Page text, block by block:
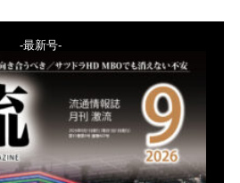
-最新号-